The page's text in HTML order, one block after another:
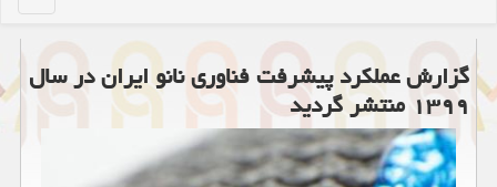
گزارش عملکرد پیشرفت فناوری نانو ایران در سال
۱۳۹۹ منتشر گردید